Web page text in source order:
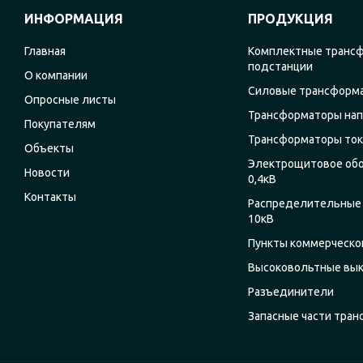
ИНФОРМАЦИЯ
Главная
О компании
Опросные листы
Покупателям
Объекты
Новости
Контакты
ПРОДУКЦИЯ
Комплектные
подстанции
Силовые
Трансформаторы
Трансформаторы
Электрощитовое
0,4кВ
Распределительные
10кВ
Пункты
Высоковольтные
Разъединители
Запасные части